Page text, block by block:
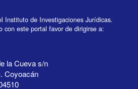
Instituto de Investigaciones Jurídicas.
con este portal favor de dirigirse a:
la Cueva s/n
Coyoacán